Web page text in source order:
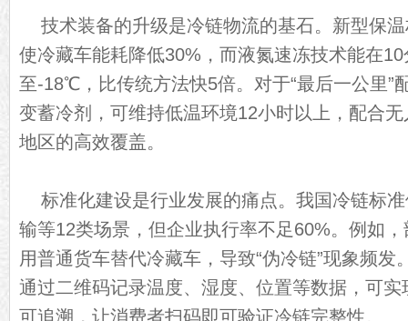
技术装备的升级是冷链物流的基石。新型保
使冷藏车能耗降低30%，而液氮速冻技术能在
至-18℃，比传统方法快5倍。对于“最后一公里”
变蓄冷剂，可维持低温环境12小时以上，配合
地区的高效覆盖。
标准化建设是行业发展的痛点。我国冷链标
输等12类场景，但企业执行率不足60%。例如
用普通货车替代冷藏车，导致“伪冷链”现象频发
通过二维码记录温度、湿度、位置等数据，可
可追溯，让消费者扫码即可验证冷链完整性。